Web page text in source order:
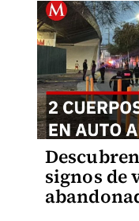
signos de